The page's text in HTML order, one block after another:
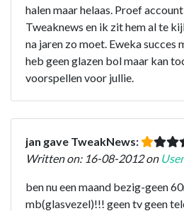
halen maar helaas. Proef
Tweaknews en ik zit hem al te
na jaren zo moet. Eweka succes
heb geen glazen bol maar kan
voorspellen voor jullie.
jan gave TweakNews:
Written on: 16-08-2012 on
ben nu een maand bezig-geen
mb(glasvezel)!!! geen tv geen